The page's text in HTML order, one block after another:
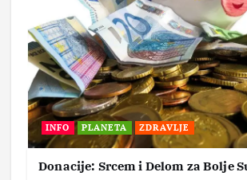
INFO PLANETA ZDRAVLJE
Donacije: Srcem i Delom za Bolje